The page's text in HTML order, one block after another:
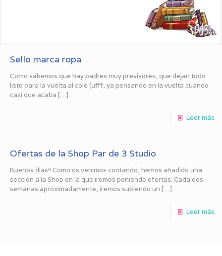
Sello marca ropa
Como sabemos que hay padres muy previsores, que dejan todo
listo para la vuelta al cole (ufff, ya pensando en la vuelta cuando
casi que acaba […]
Leer más
Ofertas de la Shop Par de 3 Studio
Buenos días!! Como os venimos contando, hemos añadido una
sección a la Shop en la que iremos poniendo ofertas. Cada dos
semanas aproximadamente, iremos subiendo un […]
Leer más